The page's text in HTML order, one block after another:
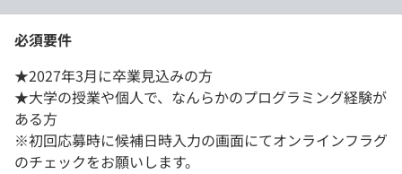
必須要件
★2027年3月に卒業見込みの方
★大学の授業や個人で、なんらかのプログラミング経験が
ある方
※初回応募時に候補日時入力の画面にてオンラインフラグ
のチェックをお願いします。